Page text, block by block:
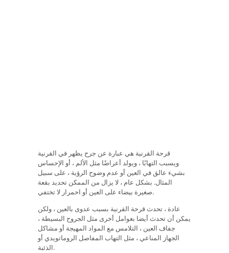
قرحة القرنية هي عبارة عن جرح يظهر في القرنية
ويسبب التهابًا ، ويولد أعراضًا مثل الألم ، أو الإحساس
بشيء عالق في العين أو عدم وضوح الرؤية ، على سبيل
المثال. بشكل عام ، لا يزال من الممكن تحديد بقعة
صغيرة بيضاء على العين أو احمرار لا تختفي.
عادة ، تحدث قرحة القرنية بسبب عدوى بالعين ، ولكن
يمكن أن تحدث أيضا بعوامل أخرى مثل الجروح البسيطة ،
جفاف العين ، التلامس مع المواد المهيجة أو مشاكل
الجهاز المناعي ، مثل التهاب المفاصل الروماتويدي أو
الذئبة.